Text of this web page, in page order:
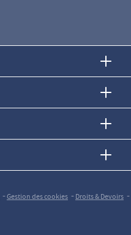
-Gestion des cookies -Droits & Devoirs -